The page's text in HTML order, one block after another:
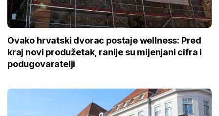
Ovako hrvatski dvorac postaje wellness: Pred
kraj novi produžetak, ranije su mijenjani cifra i
podugovaratelji